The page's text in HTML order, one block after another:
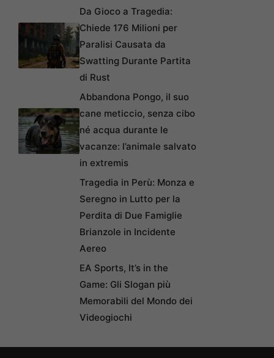
Da Gioco a Tragedia:
Chiede 176 Milioni per
Paralisi Causata da
Swatting Durante Partita
di Rust
Abbandona Pongo, il suo
cane meticcio, senza cibo
né acqua durante le
vacanze: l’animale salvato
in extremis
Tragedia in Perù: Monza e
Seregno in Lutto per la
Perdita di Due Famiglie
Brianzole in Incidente
Aereo
EA Sports, It’s in the
Game: Gli Slogan più
Memorabili del Mondo dei
Videogiochi